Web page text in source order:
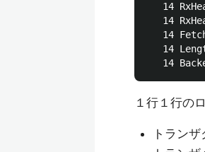
14
14
14
14
１行１行の
トラン